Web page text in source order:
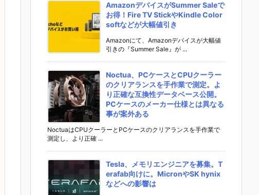
AmazonデバイスがSummer Saleで
お得！Fire TV StickやKindle Color
softなどが大幅値引き
Amazonにて、Amazonデバイスが大幅値
引きの『Summer Sale』が ...
Noctua、PCケースとCPUクーラー
のクリアランスを手作業で測定。よ
り正確な互換性データベース公開。
PCケースのメーカー仕様とは異なる
事が案外ある
NoctuaはCPUクーラーとPCケースのクリアランスを手作業で
測定し、より正確 ...
Tesla、メモリエンジニアを募集。T
erafab向けに。MicronやSK hynix
などへの影響は